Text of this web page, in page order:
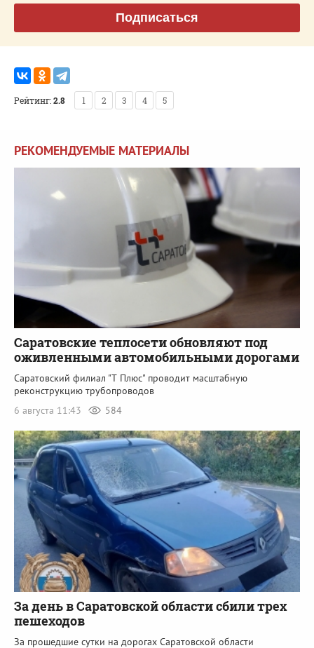
Подписаться
Рейтинг:2.8 1 2 3 4 5
РЕКОМЕНДУЕМЫЕ МАТЕРИАЛЫ
Саратовские теплосети обновляют под
оживленными автомобильными дорогами
Саратовский филиал "Т Плюс" проводит масштабную
реконструкцию трубопроводов
6 августа 11:43
584
За день в Саратовской области сбили трех
пешеходов
За прошедшие сутки на дорогах Саратовской области